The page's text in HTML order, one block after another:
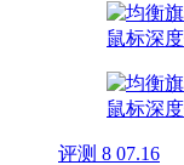
评测 8 07.16